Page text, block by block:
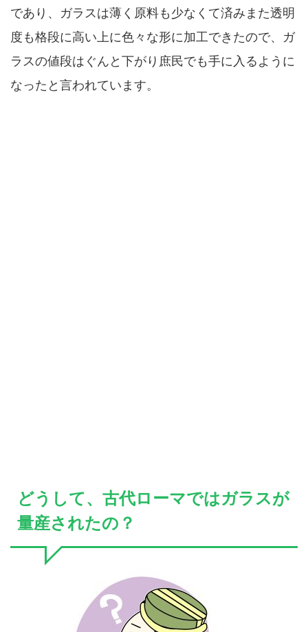
であり、ガラスは薄く原料も少なくて済みまた透明
度も格段に高い上に色々な形に加工できたので、ガ
ラスの値段はぐんと下がり庶民でも手に入るように
なったと言われています。
どうして、古代ローマではガラスが
量産されたの？